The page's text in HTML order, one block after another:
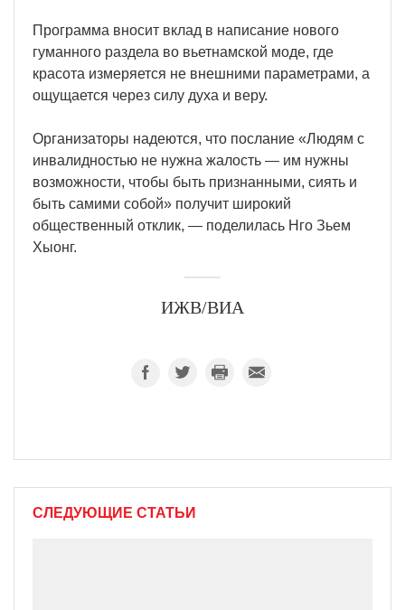
Программа вносит вклад в написание нового
гуманного раздела во вьетнамской моде, где
красота измеряется не внешними параметрами, а
ощущается через силу духа и веру.
Организаторы надеются, что послание «Людям с
инвалидностью не нужна жалость — им нужны
возможности, чтобы быть признанными, сиять и
быть самими собой» получит широкий
общественный отклик, — поделилась Нго Зьем
Хыонг.
ИЖВ/ВИА
СЛЕДУЮЩИЕ СТАТЬИ